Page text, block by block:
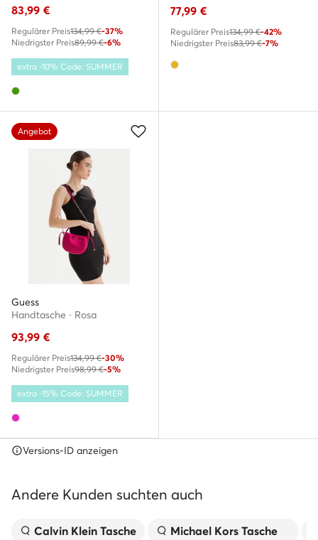
83,99 €
Regulärer Preis134,99 €-37%
Niedrigster Preis89,99 €-6%
extra -10% Code: SUMMER
77,99 €
Regulärer Preis134,99 €-42%
Niedrigster Preis83,99 €-7%
Angebot
Guess
Handtasche · Rosa
93,99 €
Regulärer Preis134,99 €-30%
Niedrigster Preis98,99 €-5%
extra -15% Code: SUMMER
Versions-ID anzeigen
Andere Kunden suchten auch
Calvin Klein Tasche
Michael Kors Tasche